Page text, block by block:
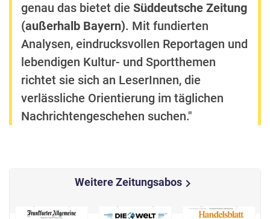
genau das bietet die Süddeutsche Zeitung
(außerhalb Bayern). Mit fundierten
Analysen, eindrucksvollen Reportagen und
lebendigen Kultur- und Sportthemen
richtet sie sich an LeserInnen, die
verlässliche Orientierung im täglichen
Nachrichtengeschehen suchen."
Weitere Zeitungsaboschevron_right